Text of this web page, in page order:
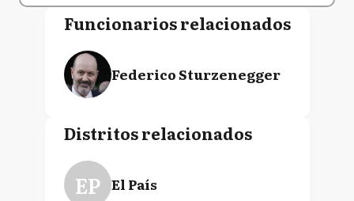
Funcionarios relacionados
Federico Sturzenegger
Distritos relacionados
EP El País